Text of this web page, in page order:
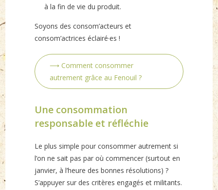
à la fin de vie du produit.
Soyons des consom’acteurs et
consom’actrices éclairé·es !
⟶ Comment consommer
autrement grâce au Fenouil ?
Une consommation
responsable et réfléchie
Le plus simple pour consommer autrement si
l’on ne sait pas par où commencer (surtout en
janvier, à l’heure des bonnes résolutions) ?
S’appuyer sur des critères engagés et militants.